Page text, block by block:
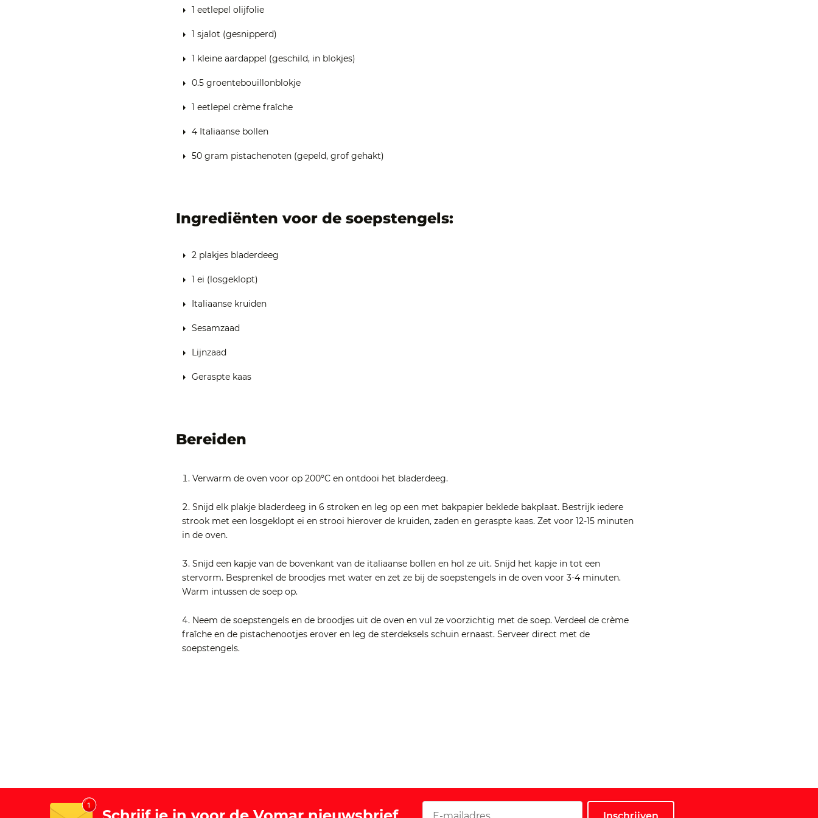
1 eetlepel olijfolie
1 sjalot (gesnipperd)
1 kleine aardappel (geschild, in blokjes)
0.5 groentebouillonblokje
1 eetlepel crème fraîche
4 Italiaanse bollen
50 gram pistachenoten (gepeld, grof gehakt)
Ingrediënten voor de soepstengels:
2 plakjes bladerdeeg
1 ei (losgeklopt)
Italiaanse kruiden
Sesamzaad
Lijnzaad
Geraspte kaas
Bereiden
Verwarm de oven voor op 200ºC en ontdooi het bladerdeeg.
Snijd elk plakje bladerdeeg in 6 stroken en leg op een met bakpapier beklede bakplaat. Bestrijk iedere
strook met een losgeklopt ei en strooi hierover de kruiden, zaden en geraspte kaas. Zet voor 12-15 minuten
in de oven.
Snijd een kapje van de bovenkant van de italiaanse bollen en hol ze uit. Snijd het kapje in tot een
stervorm. Besprenkel de broodjes met water en zet ze bij de soepstengels in de oven voor 3-4 minuten.
Warm intussen de soep op.
Neem de soepstengels en de broodjes uit de oven en vul ze voorzichtig met de soep. Verdeel de crème
fraîche en de pistachenootjes erover en leg de sterdeksels schuin ernaast. Serveer direct met de
soepstengels.